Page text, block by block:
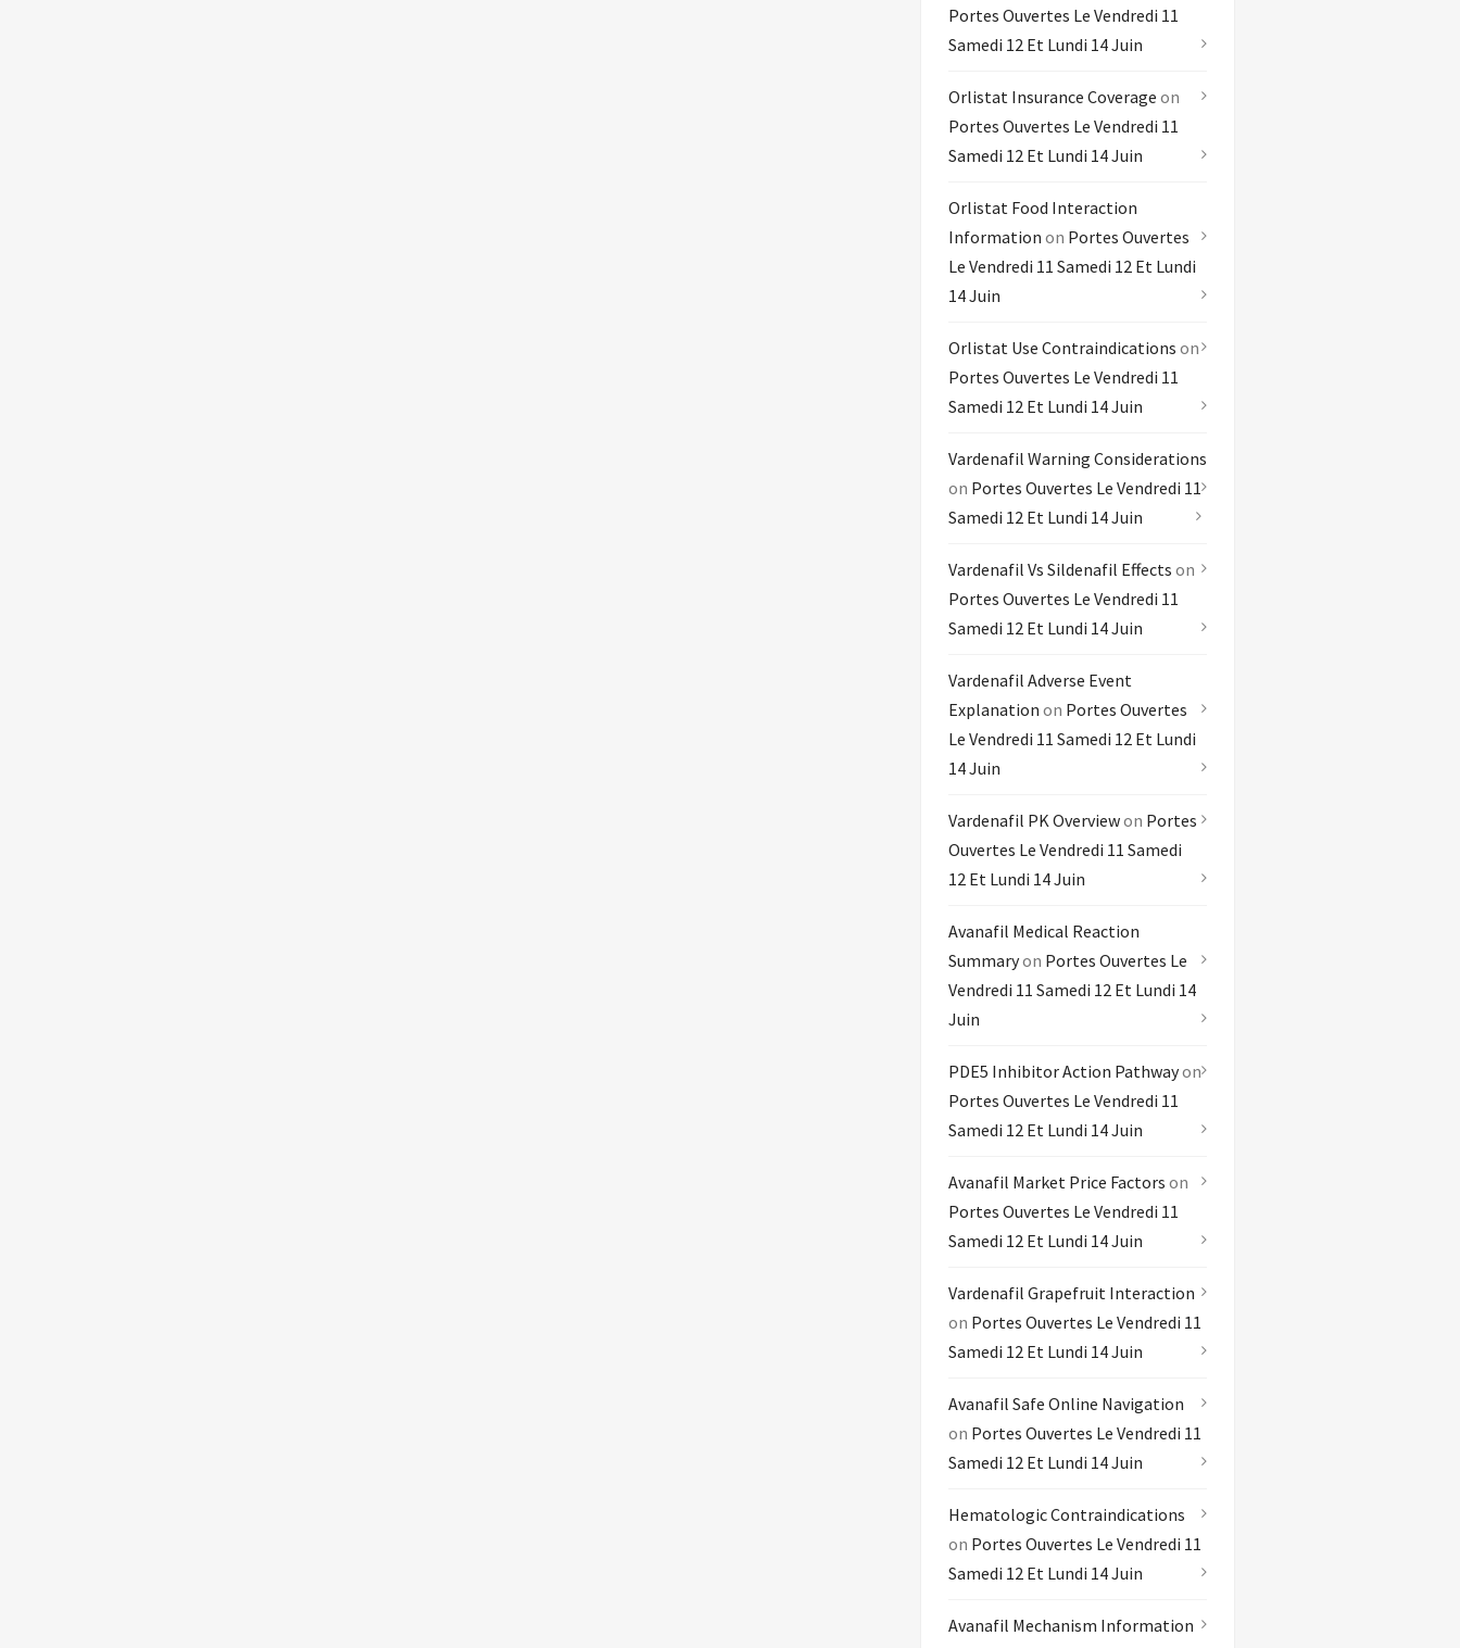
Portes Ouvertes Le Vendredi 11
Samedi 12 Et Lundi 14 Juin
Orlistat Insurance Coverage on
Portes Ouvertes Le Vendredi 11
Samedi 12 Et Lundi 14 Juin
Orlistat Food Interaction
Information on Portes Ouvertes
Le Vendredi 11 Samedi 12 Et Lundi
14 Juin
Orlistat Use Contraindications on
Portes Ouvertes Le Vendredi 11
Samedi 12 Et Lundi 14 Juin
Vardenafil Warning Considerations
on Portes Ouvertes Le Vendredi 11
Samedi 12 Et Lundi 14 Juin
Vardenafil Vs Sildenafil Effects on
Portes Ouvertes Le Vendredi 11
Samedi 12 Et Lundi 14 Juin
Vardenafil Adverse Event
Explanation on Portes Ouvertes
Le Vendredi 11 Samedi 12 Et Lundi
14 Juin
Vardenafil PK Overviewon Portes
Ouvertes Le Vendredi 11 Samedi
12 Et Lundi 14 Juin
Avanafil Medical Reaction
Summaryon Portes Ouvertes Le
Vendredi 11 Samedi 12 Et Lundi 14
Juin
PDE5 Inhibitor Action Pathwayon
Portes Ouvertes Le Vendredi 11
Samedi 12 Et Lundi 14 Juin
Avanafil Market Price Factors on
Portes Ouvertes Le Vendredi 11
Samedi 12 Et Lundi 14 Juin
Vardenafil Grapefruit Interaction
on Portes Ouvertes Le Vendredi 11
Samedi 12 Et Lundi 14 Juin
Avanafil Safe Online Navigation
on Portes Ouvertes Le Vendredi 11
Samedi 12 Et Lundi 14 Juin
Hematologic Contraindications
on Portes Ouvertes Le Vendredi 11
Samedi 12 Et Lundi 14 Juin
Avanafil Mechanism Information